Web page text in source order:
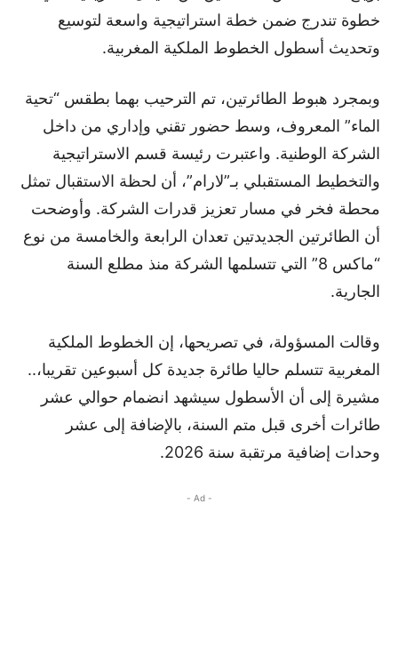
خطوة تندرج ضمن خطة استراتيجية واسعة لتوسيع
وتحديث أسطول الخطوط الملكية المغربية.
وبمجرد هبوط الطائرتين، تم الترحيب بهما بطقس “تحية
الماء” المعروف، وسط حضور تقني وإداري من داخل
الشركة الوطنية. واعتبرت رئيسة قسم الاستراتيجية
والتخطيط المستقبلي بـ”لارام”، أن لحظة الاستقبال تمثل
محطة فخر في مسار تعزيز قدرات الشركة. وأوضحت
أن الطائرتين الجديدتين تعدان الرابعة والخامسة من نوع
“ماكس 8” التي تتسلمها الشركة منذ مطلع السنة
الجارية.
وقالت المسؤولة، في تصريحها، إن الخطوط الملكية
المغربية تتسلم حاليا طائرة جديدة كل أسبوعين تقريبا،..
مشيرة إلى أن الأسطول سيشهد انضمام حوالي عشر
طائرات أخرى قبل متم السنة، بالإضافة إلى عشر
وحدات إضافية مرتقبة سنة 2026.
- Ad -